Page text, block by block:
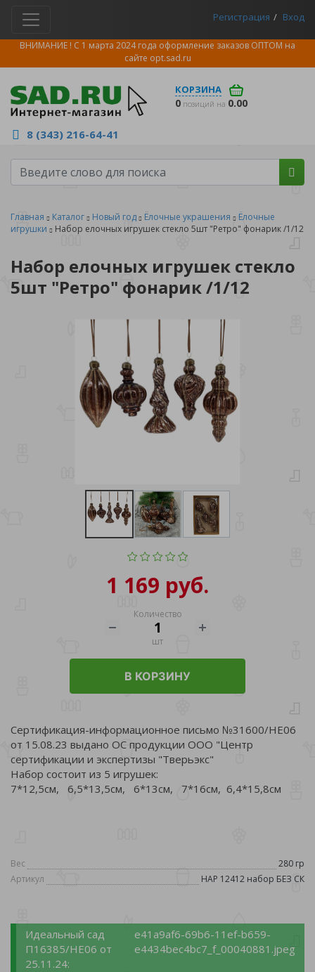
Регистрация Вход
ВНИМАНИЕ ! С 1 марта 2024 года оформление заказов ОПТОМ на
сайте opt.sad.ru
КОРЗИНА
0 позиций на 0.00
8 (343) 216-64-41
Главная Каталог Новый год Ёлочные украшения
Ёлочные
игрушки
Набор елочных игрушек стекло 5шт "Ретро" фонарик /1/12
Набор елочных игрушек стекло
5шт "Ретро" фонарик /1/12
1 169 руб.
Количество
шт
В КОРЗИНУ
Сертификация-информационное письмо №31600/НЕ06
от 15.08.23 выдано ОС продукции ООО "Центр
сертификации и экспертизы "Тверьэкс"
Набор состоит из 5 игрушек:
7*12,5см, 6,5*13,5см, 6*13см, 7*16см, 6,4*15,8см
Вес
280 гр
Артикул
НАР 12412 набор БЕЗ СК
Идеальный сад
П16385/НЕ06 от
25.11.24:
e41a9af6-69b6-11ef-b659-
e4434bec4bc7_f_00040881.jpeg